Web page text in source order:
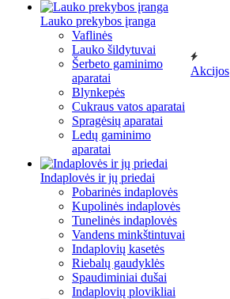
Lauko prekybos įranga
Vaflinės
Lauko šildytuvai
Šerbeto gaminimo
aparatai
Blynkepės
Cukraus vatos aparatai
Spragėsių aparatai
Ledų gaminimo
aparatai
Indaplovės ir jų priedai
Pobarinės indaplovės
Kupolinės indaplovės
Tunelinės indaplovės
Vandens minkštintuvai
Indaplovių kasetės
Riebalų gaudyklės
Spaudiminiai dušai
Indaplovių plovikliai
Akcijos